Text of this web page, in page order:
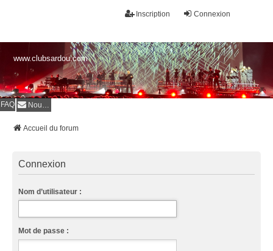
Connexion
Inscription
www.clubsardou.com
FAQ Nous contacter
Accueil du forum
Connexion
Nom d’utilisateur :
Mot de passe :